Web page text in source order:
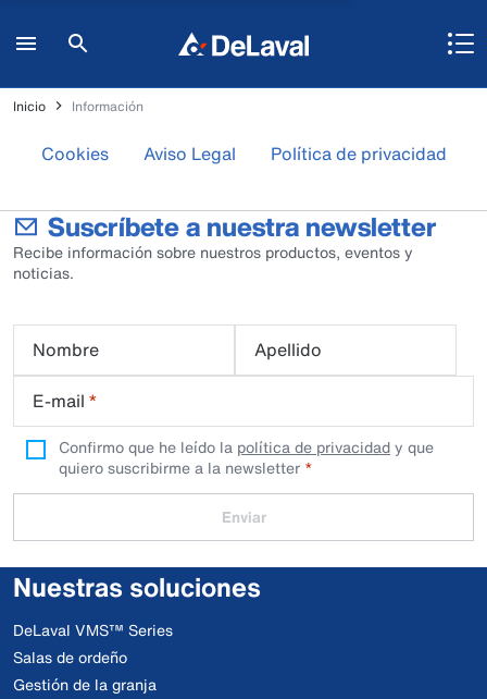
Inicio Información
Cookies Aviso Legal Política de privacidad
Suscríbete a nuestra newsletter
Recibe información sobre nuestros productos, eventos y
noticias.
Nombre
Apellido
E-mail *
Confirmo que he leído la política de privacidady que
quiero suscribirme a la newsletter
Enviar
Nuestras soluciones
DeLaval VMS™ Series
Salas de ordeño
Gestión de la granja